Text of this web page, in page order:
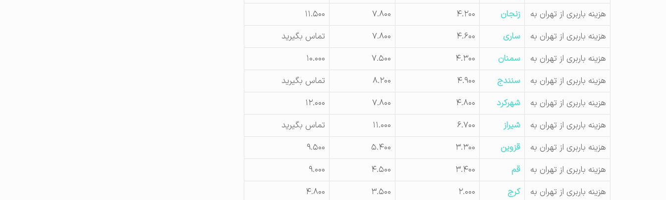
هزینه باربری از تهران به
زنجان ۴.۲۰۰ ۷.۸۰۰
۱۱.۵۰۰
هزینه باربری از تهران به
ساری ۴.۶۰۰ ۷.۸۰۰
تماس بگیرید
هزینه باربری از تهران به
سمنان ۴.۳۰۰ ۷.۵۰۰
۱۰.۰۰۰
هزینه باربری از تهران به
سنندج ۴.۹۰۰ ۸.۲۰۰
تماس بگیرید
هزینه باربری از تهران به
شهرکرد ۴.۸۰۰ ۷.۸۰۰
۱۲.۰۰۰
هزینه باربری از تهران به
شیراز ۶.۷۰۰ ۱۱.۰۰۰
تماس بگیرید
هزینه باربری از تهران به
قزوین ۳.۳۰۰ ۵.۴۰۰
۹.۵۰۰
هزینه باربری از تهران به
قم ۳.۴۰۰ ۴.۵۰۰
۹.۰۰۰
هزینه باربری از تهران به
کرج ۲.۰۰۰ ۳.۵۰۰
۴.۸۰۰